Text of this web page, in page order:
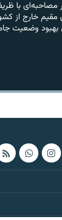
رادیو
مصاحبه‌ای با
خارج از
بهبود وضعیت